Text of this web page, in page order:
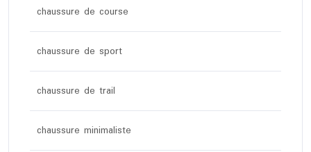
chaussure de course
chaussure de sport
chaussure de trail
chaussure minimaliste